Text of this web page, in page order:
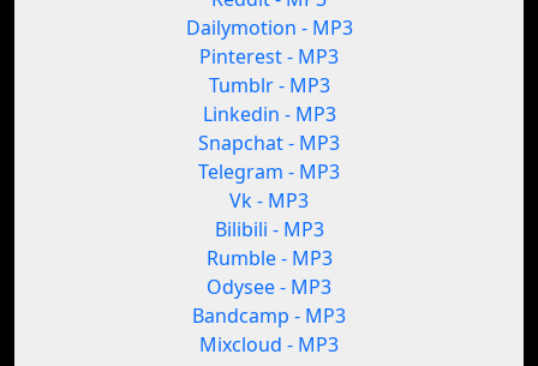
Dailymotion - MP3
Pinterest - MP3
Tumblr - MP3
Linkedin - MP3
Snapchat - MP3
Telegram - MP3
Vk - MP3
Bilibili - MP3
Rumble - MP3
Odysee - MP3
Bandcamp - MP3
Mixcloud - MP3